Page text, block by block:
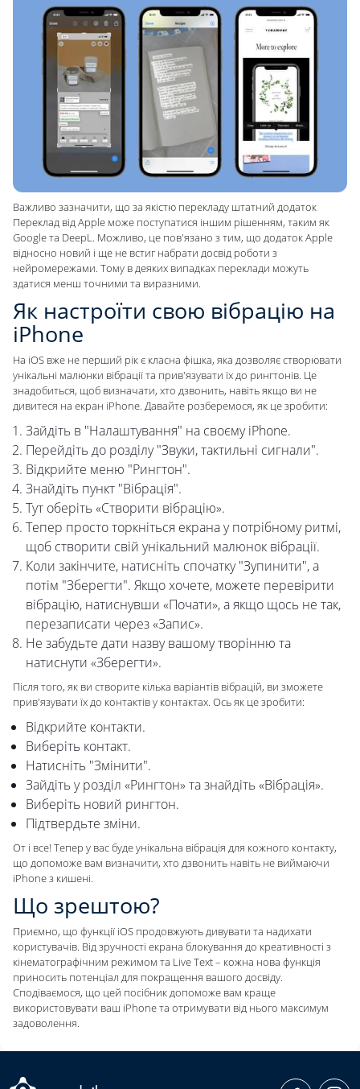
Важливо зазначити, що за якістю перекладу штатний додаток
Переклад від Apple може поступатися іншим рішенням, таким як
Google та DeepL. Можливо, це пов'язано з тим, що додаток Apple
відносно новий і ще не встиг набрати досвід роботи з
нейромережами. Тому в деяких випадках переклади можуть
здатися менш точними та виразними.
Як настроїти свою вібрацію на
iPhone
На iOS вже не перший рік є класна фішка, яка дозволяє створювати
унікальні малюнки вібрації та прив'язувати їх до рингтонів. Це
знадобиться, щоб визначати, хто дзвонить, навіть якщо ви не
дивитеся на екран iPhone. Давайте розберемося, як це зробити:
Зайдіть в "Налаштування" на своєму iPhone.
Перейдіть до розділу "Звуки, тактильні сигнали".
Відкрийте меню "Рингтон".
Знайдіть пункт "Вібрація".
Тут оберіть «Створити вібрацію».
Тепер просто торкніться екрана у потрібному ритмі,
щоб створити свій унікальний малюнок вібрації.
Коли закінчите, натисніть спочатку "Зупинити", а
потім "Зберегти". Якщо хочете, можете перевірити
вібрацію, натиснувши «Почати», а якщо щось не так,
перезаписати через «Запис».
Не забудьте дати назву вашому творінню та
натиснути «Зберегти».
Після того, як ви створите кілька варіантів вібрацій, ви зможете
прив'язувати їх до контактів у контактах. Ось як це зробити:
Відкрийте контакти.
Виберіть контакт.
Натисніть "Змінити".
Зайдіть у розділ «Рингтон» та знайдіть «Вібрація».
Виберіть новий рингтон.
Підтвердьте зміни.
От і все! Тепер у вас буде унікальна вібрація для кожного контакту,
що допоможе вам визначити, хто дзвонить навіть не виймаючи
iPhone з кишені.
Що зрештою?
Приємно, що функції iOS продовжують дивувати та надихати
користувачів. Від зручності екрана блокування до креативності з
кінематографічним режимом та Live Text – кожна нова функція
приносить потенціал для покращення вашого досвіду.
Сподіваємося, що цей посібник допоможе вам краще
використовувати ваш iPhone та отримувати від нього максимум
задоволення.